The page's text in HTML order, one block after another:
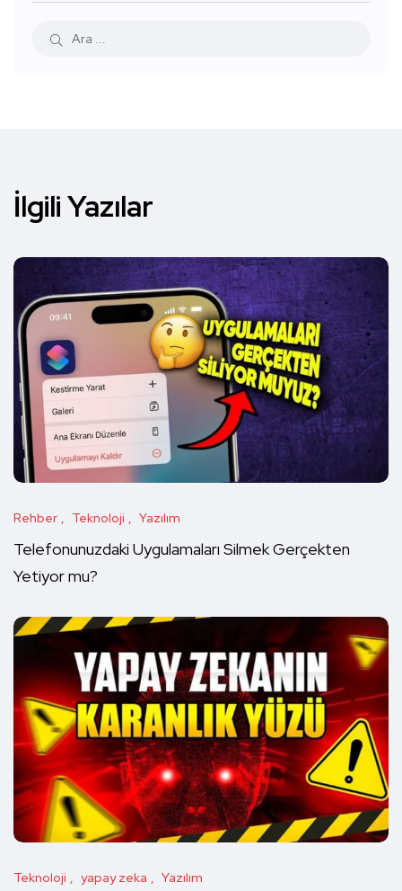
İlgili Yazılar
Rehber Teknoloji Yazılım
Telefonunuzdaki Uygulamaları Silmek Gerçekten
Yetiyor mu?
Teknoloji yapay zeka Yazılım